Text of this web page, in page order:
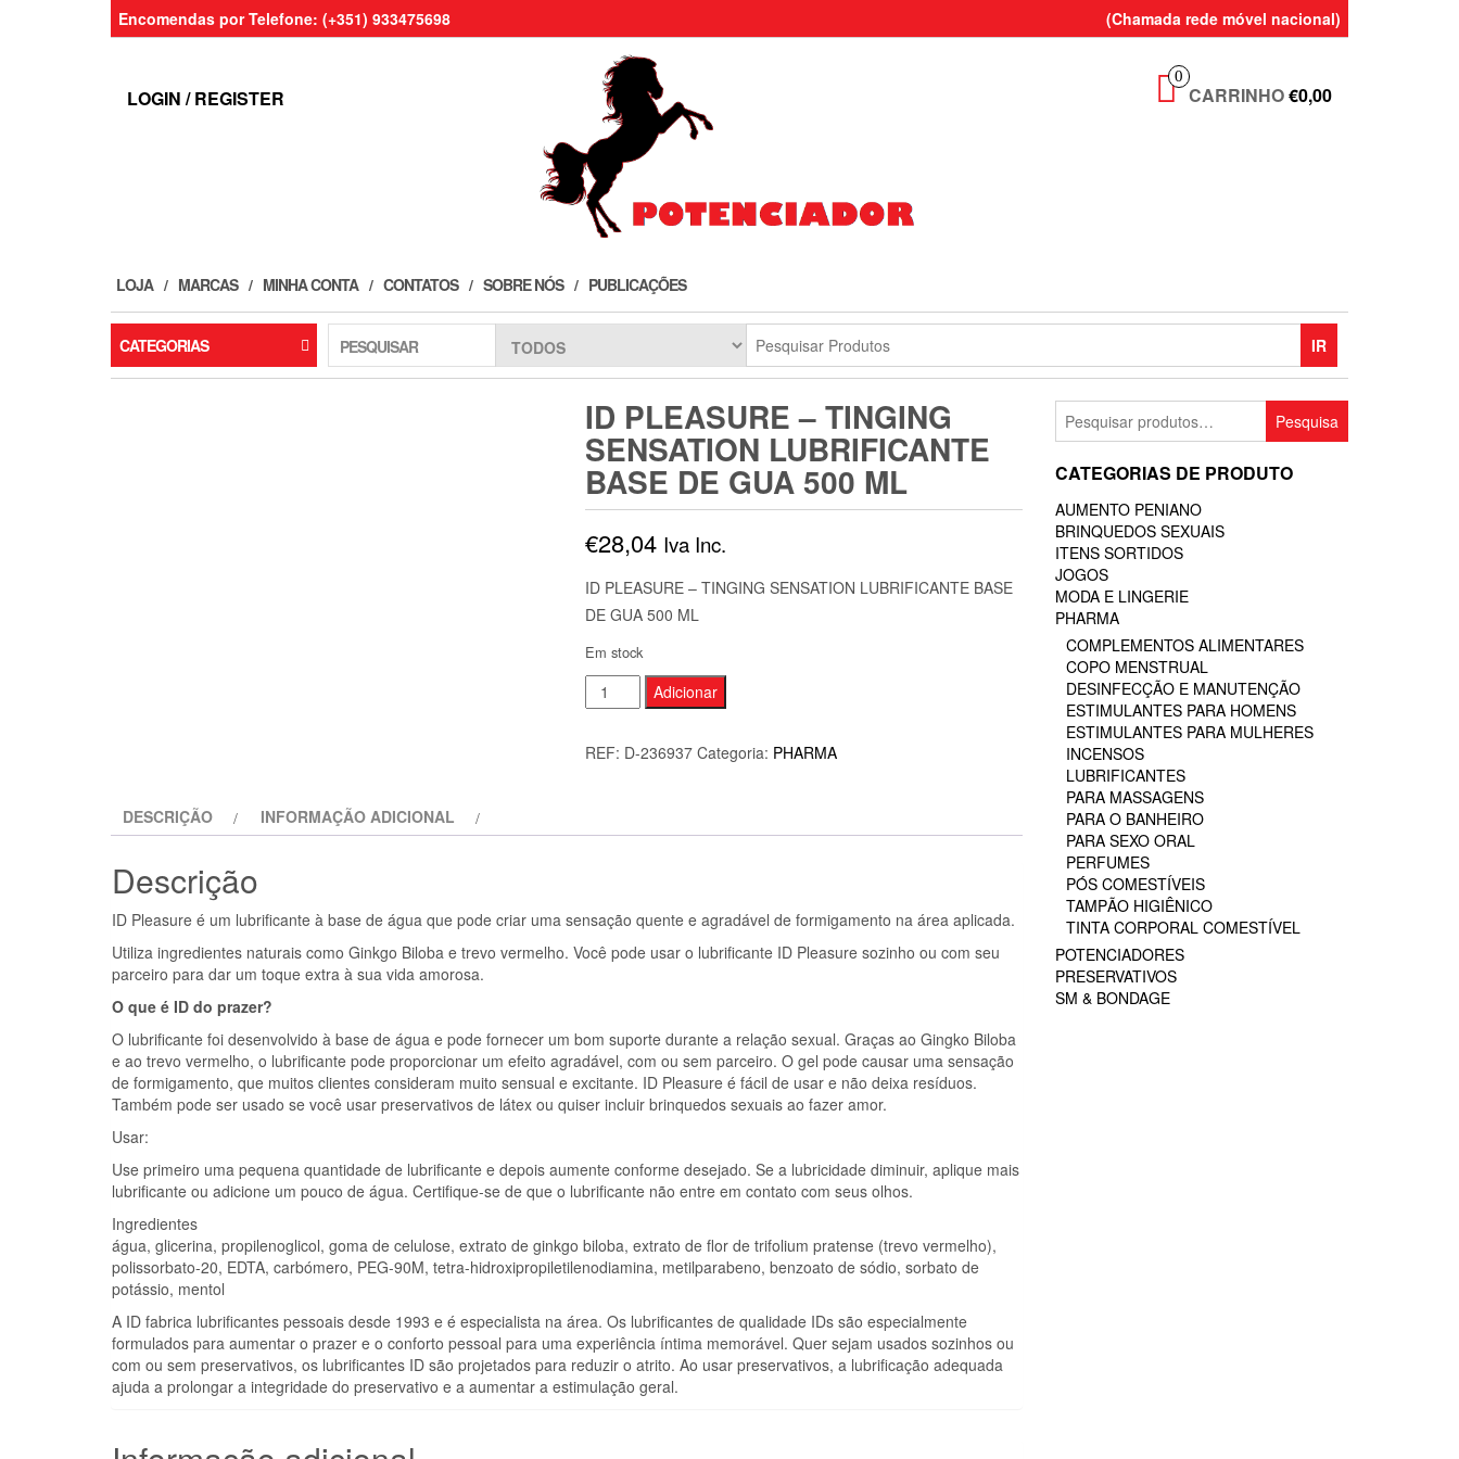
Encomendas por Telefone: (+351) 933475698 (Chamada rede móvel nacional)
LOGIN / REGISTER
0
CARRINHO€0,00
LOJA MARCAS MINHA CONTA CONTATOS SOBRE NÓS PUBLICAÇÕES
CATEGORIAS PESQUISAR IR
ID PLEASURE – TINGING
SENSATION LUBRIFICANTE
BASE DE GUA 500 ML
€28,04 Iva Inc.
ID PLEASURE – TINGING SENSATION LUBRIFICANTE BASE
DE GUA 500 ML
Em stock
Quantidade
de
ID
DE
GUA
Adicionar
REF: D-236937 Categoria: PHARMA
DESCRIÇÃO INFORMAÇÃO ADICIONAL
Descrição
ID Pleasure é um lubrificante à base de água que pode criar uma sensação quente e agradável de formigamento na área aplicada.
Utiliza ingredientes naturais como Ginkgo Biloba e trevo vermelho. Você pode usar o lubrificante ID Pleasure sozinho ou com seu
parceiro para dar um toque extra à sua vida amorosa.
O que é ID do prazer?
O lubrificante foi desenvolvido à base de água e pode fornecer um bom suporte durante a relação sexual. Graças ao Gingko Biloba
e ao trevo vermelho, o lubrificante pode proporcionar um efeito agradável, com ou sem parceiro. O gel pode causar uma sensação
de formigamento, que muitos clientes consideram muito sensual e excitante. ID Pleasure é fácil de usar e não deixa resíduos.
Também pode ser usado se você usar preservativos de látex ou quiser incluir brinquedos sexuais ao fazer amor.
Usar:
Use primeiro uma pequena quantidade de lubrificante e depois aumente conforme desejado. Se a lubricidade diminuir, aplique mais
lubrificante ou adicione um pouco de água. Certifique-se de que o lubrificante não entre em contato com seus olhos.
Ingredientes
água, glicerina, propilenoglicol, goma de celulose, extrato de ginkgo biloba, extrato de flor de trifolium pratense (trevo vermelho),
polissorbato-20, EDTA, carbómero, PEG-90M, tetra-hidroxipropiletilenodiamina, metilparabeno, benzoato de sódio, sorbato de
potássio, mentol
A ID fabrica lubrificantes pessoais desde 1993 e é especialista na área. Os lubrificantes de qualidade IDs são especialmente
formulados para aumentar o prazer e o conforto pessoal para uma experiência íntima memorável. Quer sejam usados sozinhos ou
com ou sem preservativos, os lubrificantes ID são projetados para reduzir o atrito. Ao usar preservativos, a lubrificação adequada
ajuda a prolongar a integridade do preservativo e a aumentar a estimulação geral.
Pesquisar
por:
Pesquisa
CATEGORIAS DE PRODUTO
AUMENTO PENIANO
BRINQUEDOS SEXUAIS
ITENS SORTIDOS
JOGOS
MODA E LINGERIE
PHARMA
COMPLEMENTOS ALIMENTARES
COPO MENSTRUAL
DESINFECÇÃO E MANUTENÇÃO
ESTIMULANTES PARA HOMENS
ESTIMULANTES PARA MULHERES
INCENSOS
LUBRIFICANTES
PARA MASSAGENS
PARA O BANHEIRO
PARA SEXO ORAL
PERFUMES
PÓS COMESTÍVEIS
TAMPÃO HIGIÊNICO
TINTA CORPORAL COMESTÍVEL
POTENCIADORES
PRESERVATIVOS
SM & BONDAGE